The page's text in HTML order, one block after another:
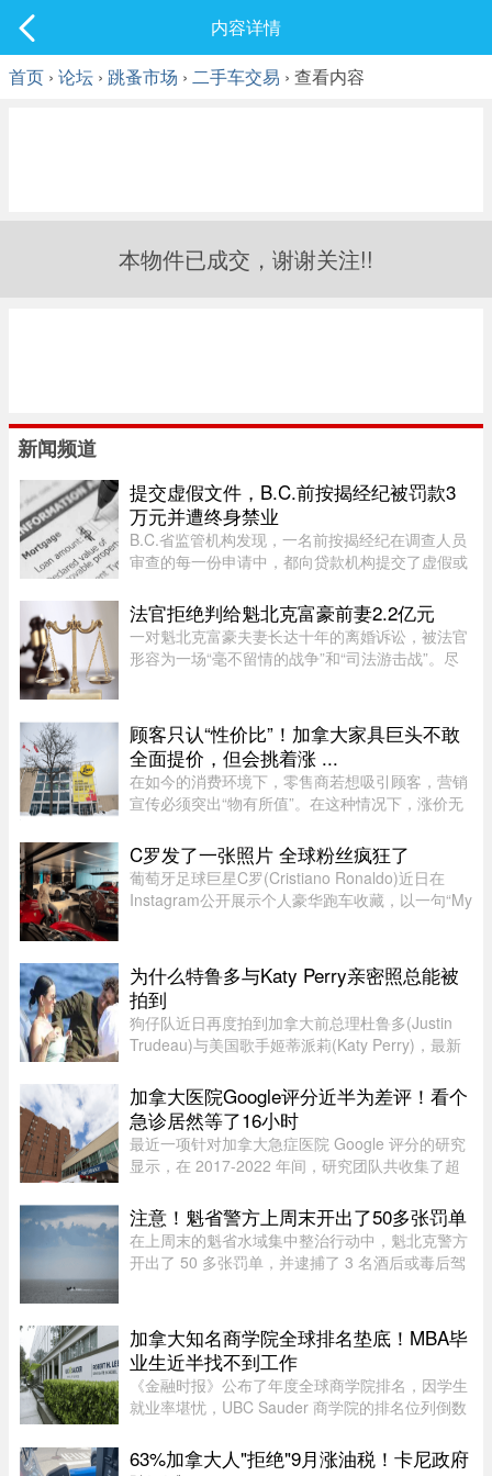
最新发表
内容详情
首页 › 论坛 › 跳蚤市场 › 二手车交易 › 查看内容
本物件已成交，谢谢关注!!
新闻频道
提交虚假文件，B.C.前按揭经纪被罚款3
万元并遭终身禁业
B.C.省监管机构发现，一名前按揭经纪在调查人员
审查的每一份申请中，都向贷款机构提交了虚假或
法官拒绝判给魁北克富豪前妻2.2亿元
一对魁北克富豪夫妻长达十年的离婚诉讼，被法官
形容为一场“毫不留情的战争”和“司法游击战”。尽
顾客只认“性价比”！加拿大家具巨头不敢
全面提价，但会挑着涨 ...
在如今的消费环境下，零售商若想吸引顾客，营销
宣传必须突出“物有所值”。在这种情况下，涨价无
持续挤压利润空间，Leon’s Furniture Ltd.（LNF-
T）的管理层表示，公 ...
C罗发了一张照片 全球粉丝疯狂了
葡萄牙足球巨星C罗(Cristiano Ronaldo)近日在
Instagram公开展示个人豪华跑车收藏，以一句“My
Royce、McLaren、Bugatti等 ...
为什么特鲁多与Katy Perry亲密照总能被
拍到
狗仔队近日再度拍到加拿大前总理杜鲁多(Justin
Trudeau)与美国歌手姬蒂派莉(Katy Perry)，最新
动和拥吻，举止形影不离，再度成为娱乐媒体焦
点，也成功吸引美国参议员的 ...
加拿大医院Google评分近半为差评！看个
急诊居然等了16小时
最近一项针对加拿大急症医院 Google 评分的研究
显示，在 2017-2022 年间，研究团队共收集了超
深入分析。数据显示，47.9% 的评论为负面，远高
于正面（32.3%）和中立（ ...
注意！魁省警方上周末开出了50多张罚单
在上周末的魁省水域集中整治行动中，魁北克警方
开出了 50 多张罚单，并逮捕了 3 名酒后或毒后驾
内的多支魁省警力在 8 月 1 ...
加拿大知名商学院全球排名垫底！MBA毕
业生近半找不到工作
《金融时报》公布了年度全球商学院排名，因学生
就业率堪忧，UBC Sauder 商学院的排名位列倒数
有 53% 的人表示毕业三个月内找到工作。图片：
63%加拿大人"拒绝"9月涨油税！卡尼政府